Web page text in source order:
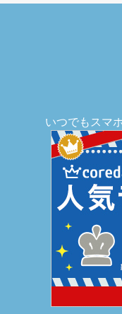
いつでもスマ